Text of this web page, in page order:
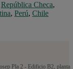
República Checa,
, Perú, Chile
Pla 2 - Edificio B2, planta